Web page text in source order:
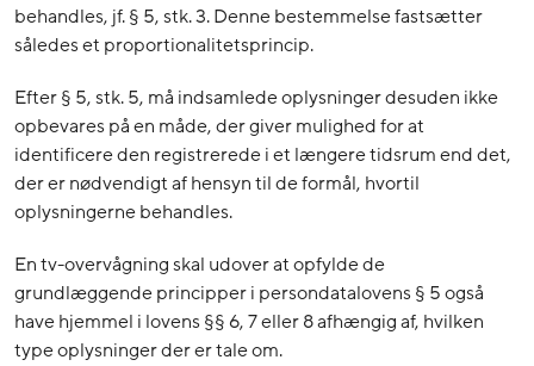
behandles, jf. § 5, stk. 3. Denne bestemmelse fastsætter
således et proportionalitetsprincip.
Efter § 5, stk. 5, må indsamlede oplysninger desuden ikke
opbevares på en måde, der giver mulighed for at
identificere den registrerede i et længere tidsrum end det,
der er nødvendigt af hensyn til de formål, hvortil
oplysningerne behandles.
En tv-overvågning skal udover at opfylde de
grundlæggende principper i persondatalovens § 5 også
have hjemmel i lovens §§ 6, 7 eller 8 afhængig af, hvilken
type oplysninger der er tale om.